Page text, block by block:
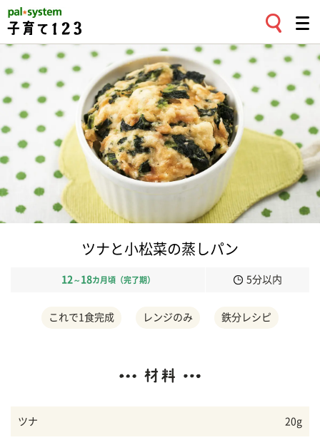
ツナと小松菜の蒸しパン
12 ～ 18カ月頃（完了期） 5分以内
これで1食完成 レンジのみ 鉄分レシピ
ツナ 20g